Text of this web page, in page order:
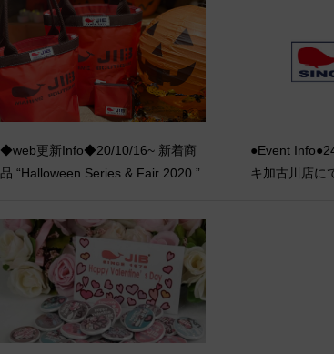
◆web更新Info◆20/10/16~ 新着商
品 “Halloween Series & Fair 2020 ”
●Event
キ加古川店に